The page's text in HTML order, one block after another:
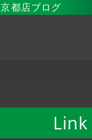
京都店ブログ
Link